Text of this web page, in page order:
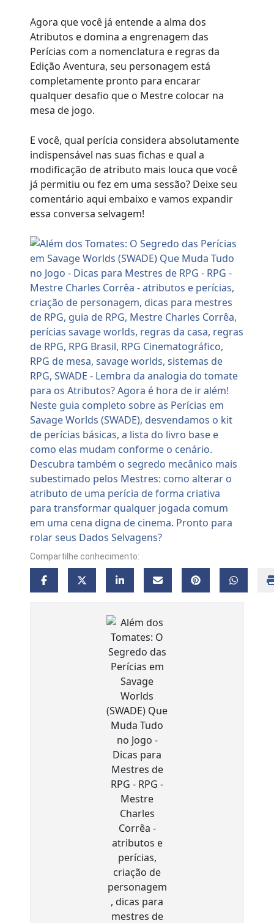
Agora que você já entende a alma dos
Atributos e domina a engrenagem das
Perícias com a nomenclatura e regras da
Edição Aventura, seu personagem está
completamente pronto para encarar
qualquer desafio que o Mestre colocar na
mesa de jogo.
E você, qual perícia considera absolutamente
indispensável nas suas fichas e qual a
modificação de atributo mais louca que você
já permitiu ou fez em uma sessão? Deixe seu
comentário aqui embaixo e vamos expandir
essa conversa selvagem!
Compartilhe conhecimento: